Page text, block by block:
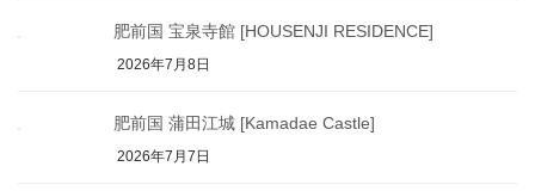
肥前国 宝泉寺館 [HOUSENJI RESIDENCE]
2026年7月8日
肥前国 蒲田江城 [Kamadae Castle]
2026年7月7日